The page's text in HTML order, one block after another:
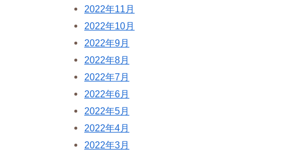
2022年11月
2022年10月
2022年9月
2022年8月
2022年7月
2022年6月
2022年5月
2022年4月
2022年3月